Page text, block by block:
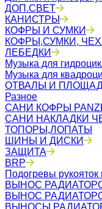
ДОП.СВЕТ
КАНИСТРЫ
КОФРЫ И СУМКИ
КОФРЫ,СУМКИ,
ЛЕБЕДКИ
Музыка для
Музыка для
ОТВАЛЫ И
Разное
САНИ КОФРЫ
САНИ НАКЛАДКИ
ТОПОРЫ,ЛОПАТЫ
ШИНЫ И ДИСКИ
ЗАЩИТА
BRP
Подогревы рукояток
ВЫНОС
ВЫНОС
ВЫНОСЫ